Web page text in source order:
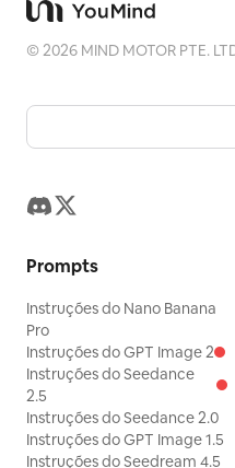
©2026 MIND MOTOR PTE.
Prompts
Instruções do Nano Banana
Pro
Instruções do GPT Image 2
Instruções do Seedance
2.5
Instruções do Seedance 2.0
Instruções do GPT Image 1.5
Instruções do Seedream 4.5